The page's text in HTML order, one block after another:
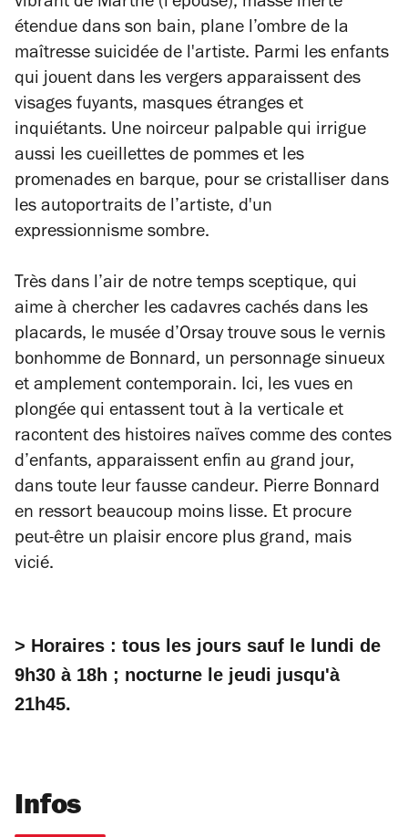
vibrant de Marthe (l'épouse), masse inerte
étendue dans son bain, plane l’ombre de la
maîtresse suicidée de l'artiste. Parmi les enfants
qui jouent dans les vergers apparaissent des
visages fuyants, masques étranges et
inquiétants. Une noirceur palpable qui irrigue
aussi les cueillettes de pommes et les
promenades en barque, pour se cristalliser dans
les autoportraits de l’artiste, d'un
expressionnisme sombre.
Très dans l’air de notre temps sceptique, qui
aime à chercher les cadavres cachés dans les
placards, le musée d’Orsay trouve sous le vernis
bonhomme de Bonnard, un personnage sinueux
et amplement contemporain. Ici, les vues en
plongée qui entassent tout à la verticale et
racontent des histoires naïves comme des contes
d’enfants, apparaissent enfin au grand jour,
dans toute leur fausse candeur. Pierre Bonnard
en ressort beaucoup moins lisse. Et procure
peut-être un plaisir encore plus grand, mais
vicié.
> Horaires : tous les jours sauf le lundi de
9h30 à 18h ; nocturne le jeudi jusqu'à
21h45.
Infos